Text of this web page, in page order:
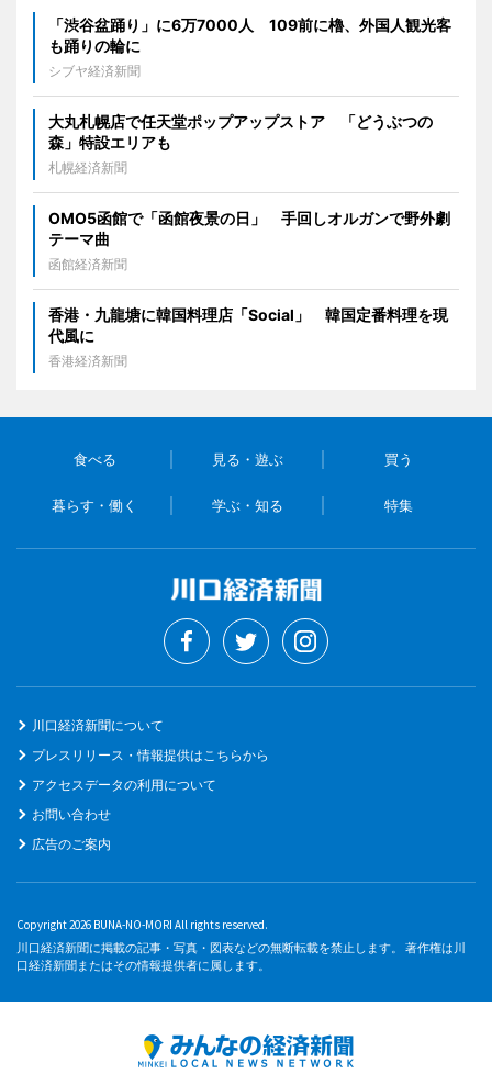
「渋谷盆踊り」に6万7000人 109前に櫓、外国人観光客
も踊りの輪に
シブヤ経済新聞
大丸札幌店で任天堂ポップアップストア 「どうぶつの
森」特設エリアも
札幌経済新聞
OMO5函館で「函館夜景の日」 手回しオルガンで野外劇
テーマ曲
函館経済新聞
香港・九龍塘に韓国料理店「Social」 韓国定番料理を現
代風に
香港経済新聞
食べる 見る・遊ぶ 買う
暮らす・働く 学ぶ・知る 特集
川口経済新聞について
プレスリリース・情報提供はこちらから
アクセスデータの利用について
お問い合わせ
広告のご案内
Copyright 2026 BUNA-NO-MORI All rights reserved.
川口経済新聞に掲載の記事・写真・図表などの無断転載を禁止します。 著作権は川
口経済新聞またはその情報提供者に属します。